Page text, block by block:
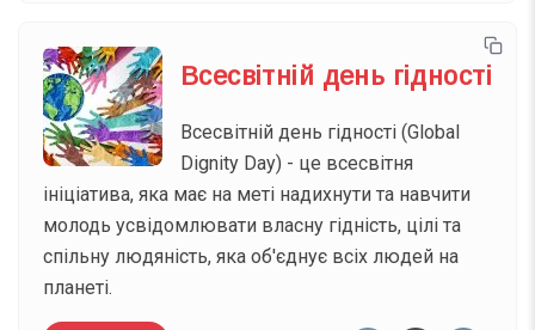
Всесвітній день гідності
Всесвітній день гідності (Global
Dignity Day) - це всесвітня
ініціатива, яка має на меті надихнути та навчити
молодь усвідомлювати власну гідність, цілі та
спільну людяність, яка об'єднує всіх людей на
планеті.